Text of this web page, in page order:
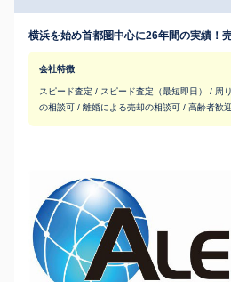
横浜を始め首都圏中心に26年間の実績！
会社特徴
スピード査定 / スピード査定（最短即日） / 周
の相談可 / 離婚による売却の相談可 / 高齢者歓迎